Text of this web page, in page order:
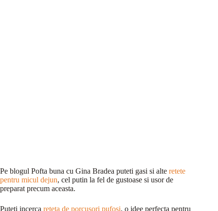
Pe blogul Pofta buna cu Gina Bradea puteti gasi si alte retete
pentru micul dejun, cel putin la fel de gustoase si usor de
preparat precum aceasta.
Puteti incerca reteta de porcusori pufosi, o idee perfecta pentru